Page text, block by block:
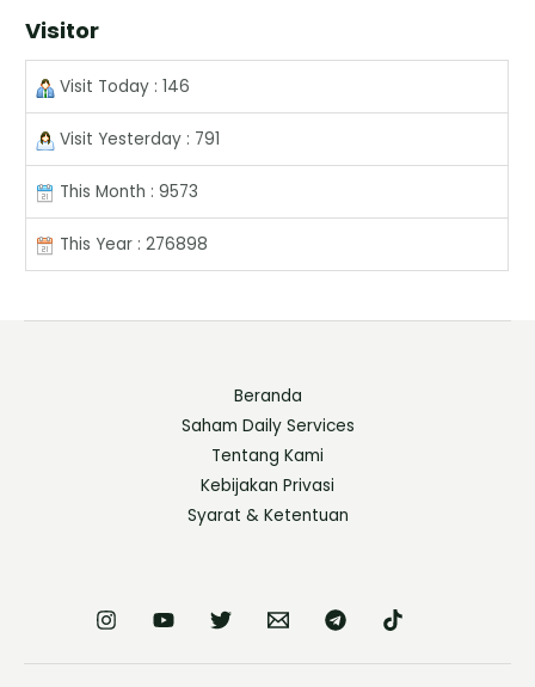
Visitor
Visit Today : 146
Visit Yesterday : 791
This Month : 9573
This Year : 276898
Beranda
Saham Daily Services
Tentang Kami
Kebijakan Privasi
Syarat & Ketentuan